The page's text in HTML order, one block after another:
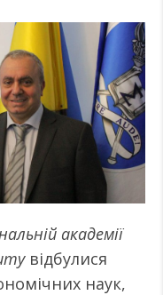
академії
відбулися
наук,